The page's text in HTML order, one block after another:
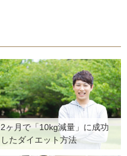
2ヶ月で「10kg減量」に成功
したダイエット方法